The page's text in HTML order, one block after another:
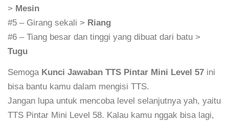
> Mesin
#5 – Girang sekali > Riang
#6 – Tiang besar dan tinggi yang dibuat dari batu >
Tugu
Semoga Kunci Jawaban TTS Pintar Mini Level 57 ini
bisa bantu kamu dalam mengisi TTS.
Jangan lupa untuk mencoba level selanjutnya yah, yaitu
TTS Pintar Mini Level 58. Kalau kamu nggak bisa lagi,